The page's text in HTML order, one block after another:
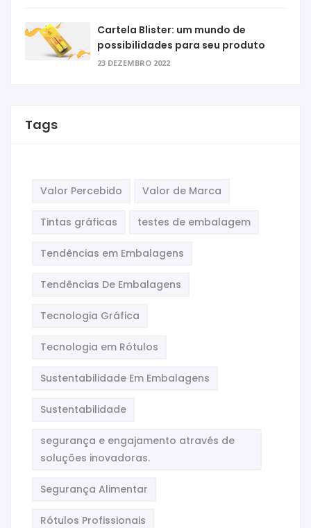
Cartela Blister: um mundo de
possibilidades para seu produto
23 DEZEMBRO 2022
Tags
Valor Percebido Valor de Marca
Tintas gráficas testes de embalagem
Tendências em Embalagens
Tendências De Embalagens
Tecnologia Gráfica
Tecnologia em Rótulos
Sustentabilidade Em Embalagens
Sustentabilidade
segurança e engajamento através de
soluções inovadoras.
Segurança Alimentar
Rótulos Profissionais